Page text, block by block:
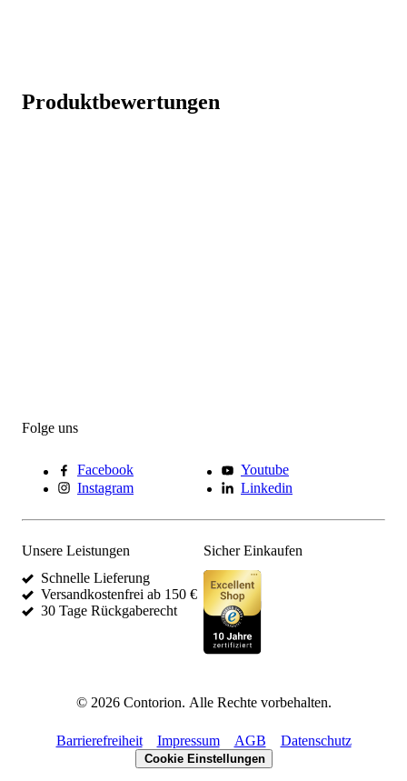
Produktbewertungen
Folge uns
Facebook
Youtube
Instagram
Linkedin
Unsere Leistungen
Schnelle Lieferung
Versandkostenfrei ab 150 €
30 Tage Rückgaberecht
Sicher Einkaufen
© 2026Contorion. Alle Rechte vorbehalten.
Barrierefreiheit Impressum AGB Datenschutz
Cookie Einstellungen